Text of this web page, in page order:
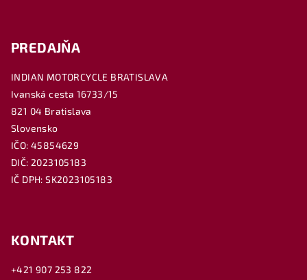
PREDAJŇA
INDIAN MOTORCYCLE BRATISLAVA
Ivanská cesta 16733/15
821 04 Bratislava
Slovensko
IČO: 45854629
DIČ: 2023105183
IČ DPH: SK2023105183
KONTAKT
+421 907 253 822